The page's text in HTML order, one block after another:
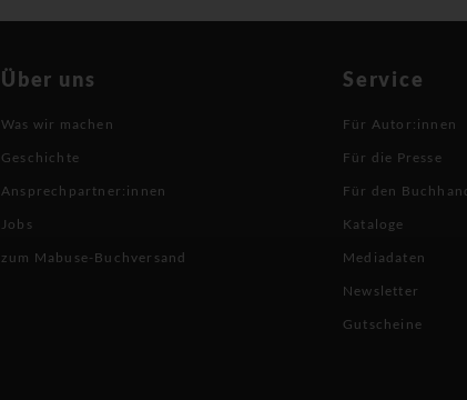
Über uns
Was wir machen
Geschichte
Ansprechpartner:innen
Jobs
zum Mabuse-Buchversand
Service
Für Autor:innen
Für die Presse
Für den
Kataloge
Mediadaten
Newsletter
Gutscheine